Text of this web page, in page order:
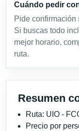
Cuándo pedir
Pide confirmación
Si buscas todo
mejor horario,
ruta.
Resumen
Ruta: UIO -
Precio por